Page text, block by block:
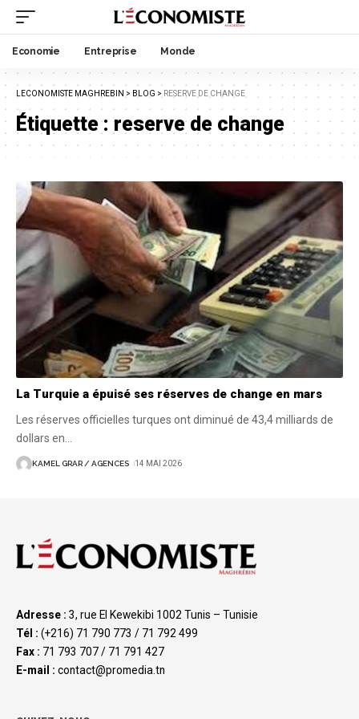
Economie Entreprise Monde
LECONOMISTE MAGHREBIN > BLOG > RESERVE DE CHANGE
Étiquette :reserve de change
La Turquie a épuisé ses réserves de change en mars
Les réserves officielles turques ont diminué de 43,4 milliards de
dollars en
KAMEL GRAR / AGENCES 14 MAI 2026
Adresse : 3, rue El Kewekibi 1002 Tunis – Tunisie
Tél : (+216) 71 790 773 / 71 792 499
Fax : 71 793 707 / 71 791 427
E-mail : contact@promedia.tn